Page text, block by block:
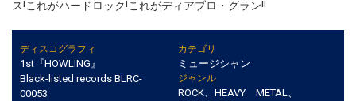
ス!これがハードロック!これがディアブロ・グラン!!
ディスコグラフィ
1st『HOWLING』
Black-listed records BLRC-
00053
カテゴリ
ミュージシャン
ジャンル
ROCK、HEAVY METAL、